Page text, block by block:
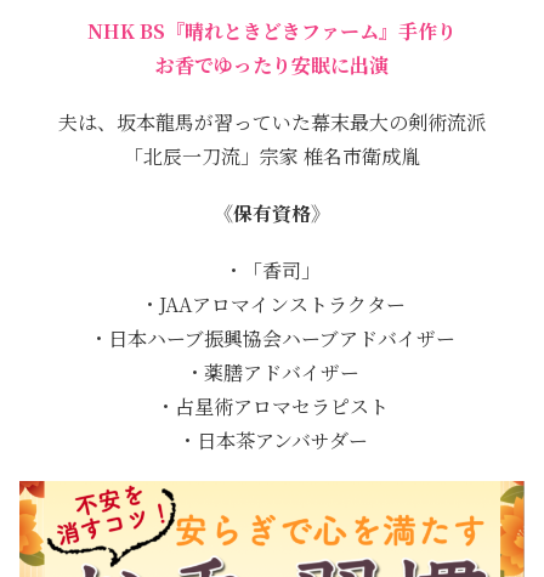
NHK BS『晴れときどきファーム』手作り
お香でゆったり安眠に出演
夫は、坂本龍馬が習っていた幕末最大の剣術流派
「北辰一刀流」宗家 椎名市衛成胤
《保有資格》
・「香司」
・JAAアロマインストラクター
・日本ハーブ振興協会ハーブアドバイザー
・薬膳アドバイザー
・占星術アロマセラピスト
・日本茶アンバサダー